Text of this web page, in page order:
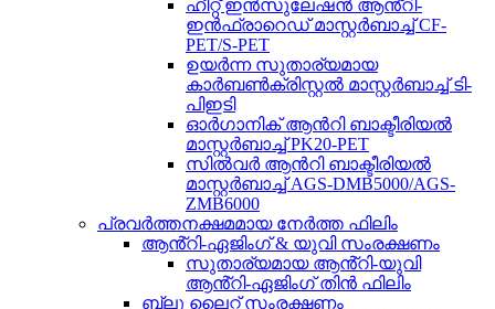
ഹീറ്റ് ഇൻസുലേഷൻ ആൻ്റി-
ഇൻഫ്രാറെഡ് മാസ്റ്റർബാച്ച് CF-
PET/S-PET
ഉയർന്ന സുതാര്യമായ
കാർബൺക്രിസ്റ്റൽ മാസ്റ്റർബാച്ച് ടി-
പിഇടി
ഓർഗാനിക് ആൻറി ബാക്ടീരിയൽ
മാസ്റ്റർബാച്ച് PK20-PET
സിൽവർ ആൻറി ബാക്ടീരിയൽ
മാസ്റ്റർബാച്ച് AGS-DMB5000/AGS-
ZMB6000
പ്രവർത്തനക്ഷമമായ നേർത്ത ഫിലിം
ആൻ്റി-ഏജിംഗ് & യുവി സംരക്ഷണം
സുതാര്യമായ ആൻ്റി-യുവി
ആൻ്റി-ഏജിംഗ് തിൻ ഫിലിം
ബ്ലൂ ലൈറ്റ് സംരക്ഷണം